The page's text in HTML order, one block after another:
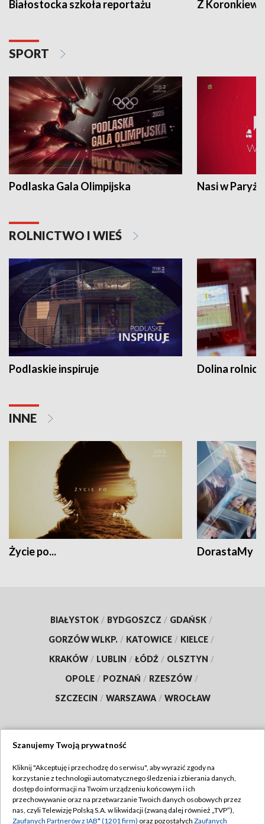
Białostocka szkoła reportażu Z
SPORT
Podlaska Gala Olimpijska Nasi w Paryżu
ROLNICTWO I WIEŚ
Podlaskie inspiruje Dolina
INNE
Życie po... DorastaMy
BIAŁYSTOK / BYDGOSZCZ / GDAŃSK /
GORZÓW WLKP. / KATOWICE / KIELCE /
KRAKÓW / LUBLIN / ŁÓDŹ / OLSZTYN /
OPOLE / POZNAŃ / RZESZÓW /
SZCZECIN / WARSZAWA / WROCŁAW
TVP
Abonament TVP
Emisja w TVP
Regulamin TVP
Szanujemy Twoją prywatność
Kliknij "Akceptuję i przechodzę do serwisu", aby wyrazić zgody na
korzystanie z technologii automatycznego śledzenia i zbierania danych,
dostęp do informacji na Twoim urządzeniu końcowym i ich
przechowywanie oraz na przetwarzanie Twoich danych osobowych przez
nas, czyli Telewizję Polską S.A. w likwidacji (zwaną dalej również „TVP”),
Zaufanych Partnerów z IAB* (1201 firm) oraz pozostałych Zaufanych